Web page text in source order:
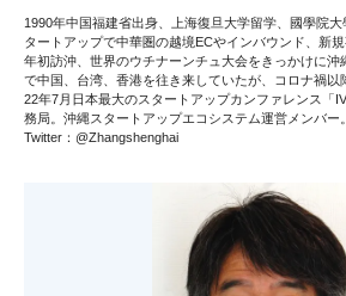
1990年中国福建省出身、上海復旦大学留学、國學院
タートアップで中華圏の越境ECやインバウンド、新
年初訪沖、世界のウチナーンチュ大会をきっかけに沖
で中国、台湾、香港を往き来していたが、コロナ禍以
22年7月日本最大のスタートアップカンファレンス「
務局。沖縄スタートアップエコシステム運営メンバー。
Twitter：@Zhangshenghai